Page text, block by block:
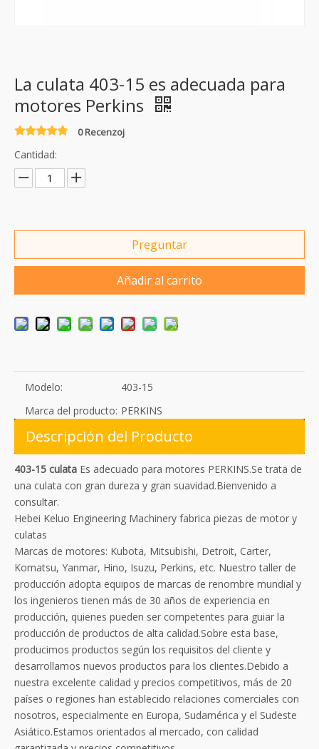
La culata 403-15 es adecuada para
motores Perkins
0 Recenzoj
Cantidad:
Preguntar
Añadir al carrito
Modelo:
403-15
Marca del producto: PERKINS
Descripción del Producto
403-15 culata Es adecuado para motores PERKINS.Se trata de
una culata con gran dureza y gran suavidad.Bienvenido a
consultar.
Hebei Keluo Engineering Machinery fabrica piezas de motor y
culatas
Marcas de motores: Kubota, Mitsubishi, Detroit, Carter,
Komatsu, Yanmar, Hino, Isuzu, Perkins, etc. Nuestro taller de
producción adopta equipos de marcas de renombre mundial y
los ingenieros tienen más de 30 años de experiencia en
producción, quienes pueden ser competentes para guiar la
producción de productos de alta calidad.Sobre esta base,
producimos productos según los requisitos del cliente y
desarrollamos nuevos productos para los clientes.Debido a
nuestra excelente calidad y precios competitivos, más de 20
países o regiones han establecido relaciones comerciales con
nosotros, especialmente en Europa, Sudamérica y el Sudeste
Asiático.Estamos orientados al mercado, con calidad